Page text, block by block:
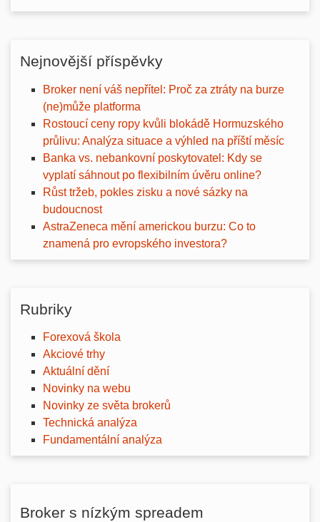
Nejnovější příspěvky
Broker není váš nepřítel: Proč za ztráty na burze
(ne)může platforma
Rostoucí ceny ropy kvůli blokádě Hormuzského
průlivu: Analýza situace a výhled na příští měsíc
Banka vs. nebankovní poskytovatel: Kdy se
vyplatí sáhnout po flexibilním úvěru online?
Růst tržeb, pokles zisku a nové sázky na
budoucnost
AstraZeneca mění americkou burzu: Co to
znamená pro evropského investora?
Rubriky
Forexová škola
Akciové trhy
Aktuální dění
Novinky na webu
Novinky ze světa brokerů
Technická analýza
Fundamentální analýza
Broker s nízkým spreadem